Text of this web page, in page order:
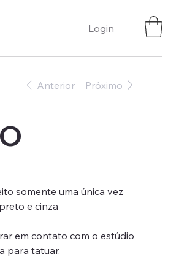
Login
Anterior Próximo
somente uma única vez
e cinza
em contato com o estúdio
para tatuar.